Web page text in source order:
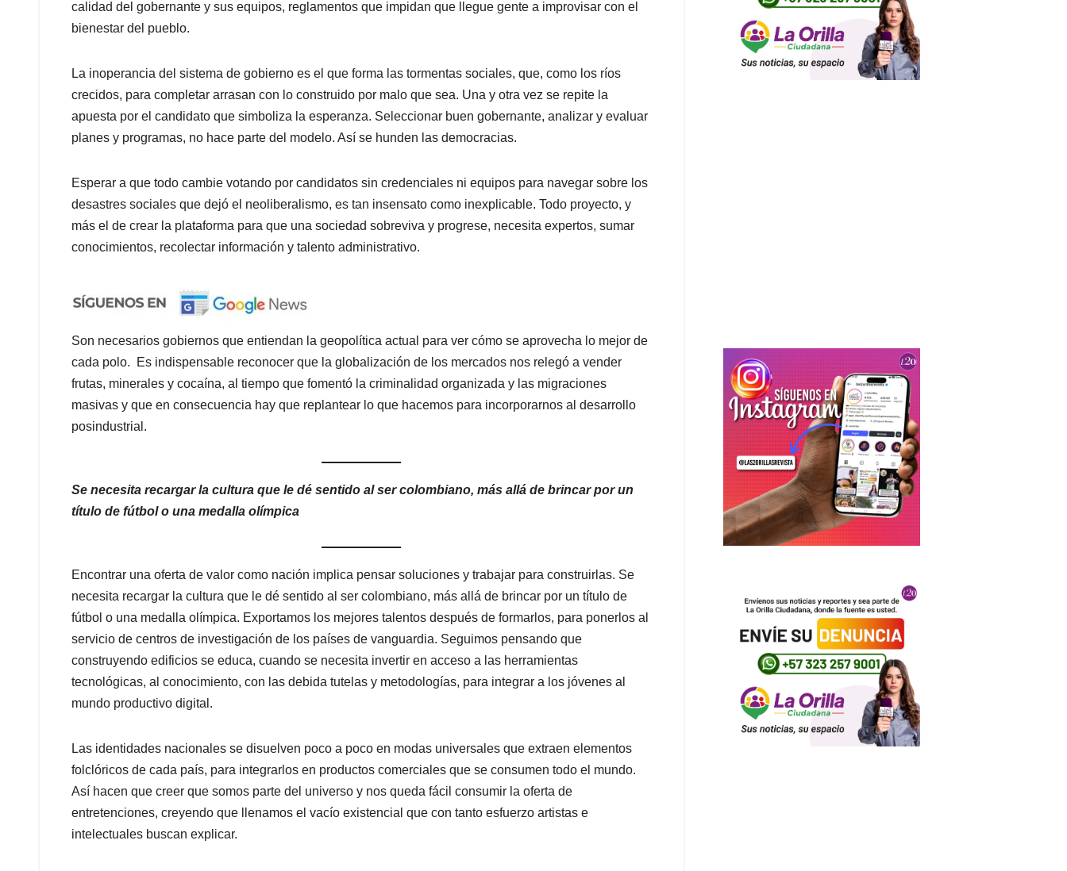
calidad del gobernante y sus equipos, reglamentos que impidan que llegue gente a improvisar con el
bienestar del pueblo.
La inoperancia del sistema de gobierno es el que forma las tormentas sociales, que, como los ríos
crecidos, para completar arrasan con lo construido por malo que sea. Una y otra vez se repite la
apuesta por el candidato que simboliza la esperanza. Seleccionar buen gobernante, analizar y evaluar
planes y programas, no hace parte del modelo. Así se hunden las democracias.
Esperar a que todo cambie votando por candidatos sin credenciales ni equipos para navegar sobre los
desastres sociales que dejó el neoliberalismo, es tan insensato como inexplicable. Todo proyecto, y
más el de crear la plataforma para que una sociedad sobreviva y progrese, necesita expertos, sumar
conocimientos, recolectar información y talento administrativo.
Son necesarios gobiernos que entiendan la geopolítica actual para ver cómo se aprovecha lo mejor de
cada polo. Es indispensable reconocer que la globalización de los mercados nos relegó a vender
frutas, minerales y cocaína, al tiempo que fomentó la criminalidad organizada y las migraciones
masivas y que en consecuencia hay que replantear lo que hacemos para incorporarnos al desarrollo
posindustrial.
Se necesita recargar la cultura que le dé sentido al ser colombiano, más allá de brincar por un
título de fútbol o una medalla olímpica
Encontrar una oferta de valor como nación implica pensar soluciones y trabajar para construirlas. Se
necesita recargar la cultura que le dé sentido al ser colombiano, más allá de brincar por un título de
fútbol o una medalla olímpica. Exportamos los mejores talentos después de formarlos, para ponerlos al
servicio de centros de investigación de los países de vanguardia. Seguimos pensando que
construyendo edificios se educa, cuando se necesita invertir en acceso a las herramientas
tecnológicas, al conocimiento, con las debida tutelas y metodologías, para integrar a los jóvenes al
mundo productivo digital.
Las identidades nacionales se disuelven poco a poco en modas universales que extraen elementos
folclóricos de cada país, para integrarlos en productos comerciales que se consumen todo el mundo.
Así hacen que creer que somos parte del universo y nos queda fácil consumir la oferta de
entretenciones, creyendo que llenamos el vacío existencial que con tanto esfuerzo artistas e
intelectuales buscan explicar.